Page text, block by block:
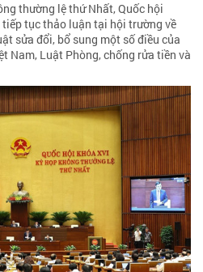
thường lệ thứ Nhất, Quốc hội
tiếp tục thảo luận tại hội trường về
sửa đổi, bổ sung một số điều của
Nam, Luật Phòng, chống rửa tiền và